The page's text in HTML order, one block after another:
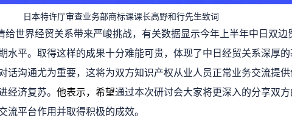
日本特许厅审查业务部商标课课长高野和行先生致词
给世界经贸关系带来严峻挑战，有关数据显示今年上半年中日双边
水平。取得这样的成果十分难能可贵，体现了中日经贸关系深厚
话沟通尤为重要，这将为双方知识产权从业人员正常业务交流提
经济复苏。 他表示，希望通过本次研讨会大家将更深入的分享双
流平台作用并取得积极的成效。